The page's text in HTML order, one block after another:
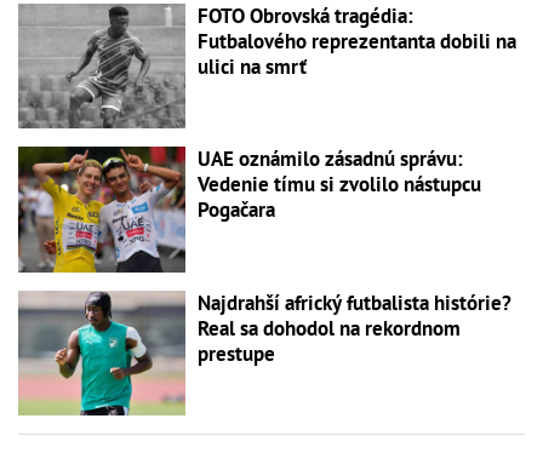
FOTO Obrovská tragédia:
Futbalového reprezentanta dobili na
ulici na smrť
UAE oznámilo zásadnú správu:
Vedenie tímu si zvolilo nástupcu
Pogačara
Najdrahší africký futbalista histórie?
Real sa dohodol na rekordnom
prestupe